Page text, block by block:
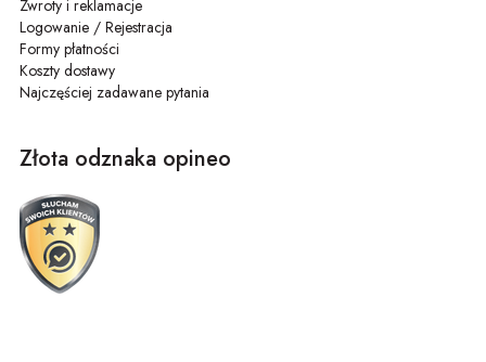
Zwroty i reklamacje
Logowanie / Rejestracja
Formy płatności
Koszty dostawy
Najczęściej zadawane pytania
Złota odznaka opineo